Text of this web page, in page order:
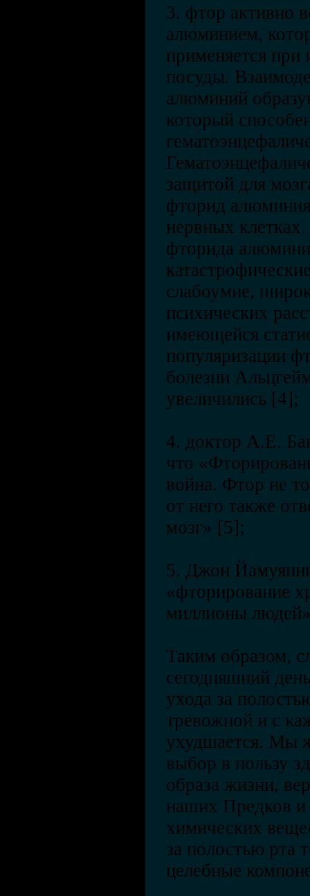
3. фтор активно
алюминием,
применяется при
посуды.
алюминий
который
защитой для
фторид
нервных
фторида
слабоумие,
психических
имеющейся
популяризации
болезни
увеличились [4];
4. доктор А.Е.
что
война. Фтор не
от него также
мозг» [5];
5. Джон
«фторирование
миллионы
Таким образом,
сегодняшний
ухода за
тревожной и с
ухудшается. Мы
выбор в пользу
образа жизни,
наших Предков и
химических
за полостью рта
целебные